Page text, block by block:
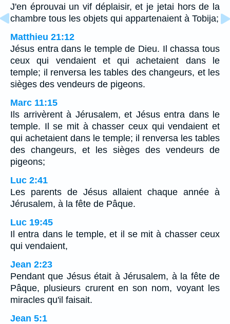
J'en éprouvai un vif déplaisir, et je jetai hors de la
chambre tous les objets qui appartenaient à Tobija;
Matthieu 21:12
Jésus entra dans le temple de Dieu. Il chassa tous
ceux qui vendaient et qui achetaient dans le
temple; il renversa les tables des changeurs, et les
sièges des vendeurs de pigeons.
Marc 11:15
Ils arrivèrent à Jérusalem, et Jésus entra dans le
temple. Il se mit à chasser ceux qui vendaient et
qui achetaient dans le temple; il renversa les tables
des changeurs, et les sièges des vendeurs de
pigeons;
Luc 2:41
Les parents de Jésus allaient chaque année à
Jérusalem, à la fête de Pâque.
Luc 19:45
Il entra dans le temple, et il se mit à chasser ceux
qui vendaient,
Jean 2:23
Pendant que Jésus était à Jérusalem, à la fête de
Pâque, plusieurs crurent en son nom, voyant les
miracles qu'il faisait.
Jean 5:1